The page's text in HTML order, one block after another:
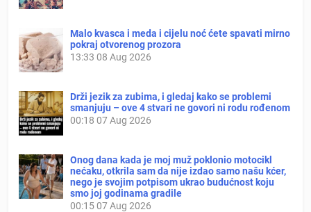
Malo kvasca i meda i cijelu noć ćete spavati mirno
pokraj otvorenog prozora
13:33 08 Aug 2026
Drži jezik za zubima, i gledaj kako se problemi
smanjuju – ove 4 stvari ne govori ni rodu rođenom
00:18 07 Aug 2026
Onog dana kada je moj muž poklonio motocikl
nećaku, otkrila sam da nije izdao samo našu kćer,
nego je svojim potpisom ukrao budućnost koju
smo joj godinama gradile
00:1507 Aug 2026